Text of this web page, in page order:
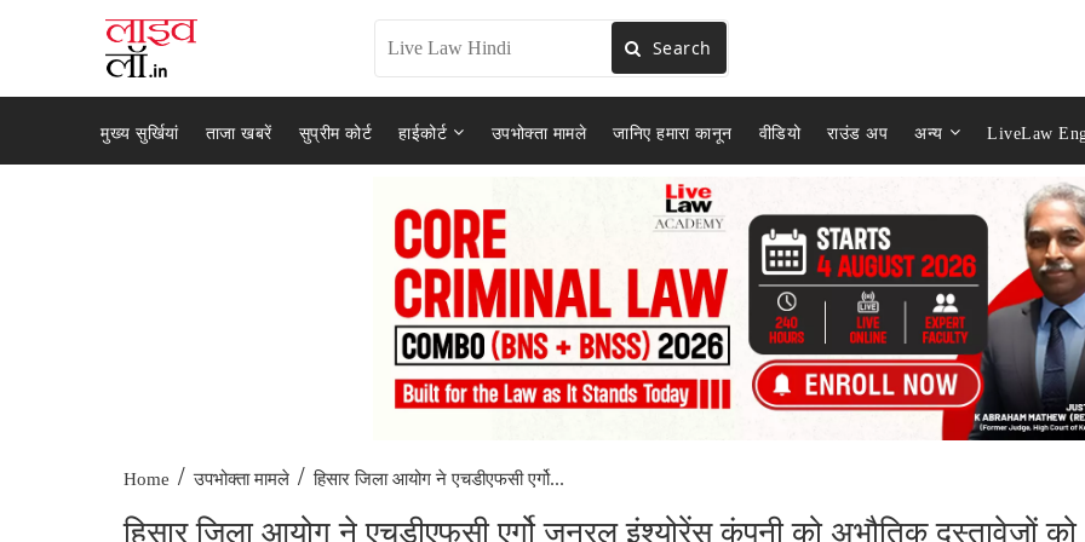
Search
मुख्य सुर्खियां ताजा खबरें सुप्रीम कोर्ट हाईकोर्ट उपभोक्ता मामले जानिए हमारा कानून वीडियो राउंड अप अन्य LiveLaw
Home / उपभोक्ता मामले / हिसार जिला आयोग ने एचडीएफसी एर्गो...
हिसार जिला आयोग ने एचडीएफसी एर्गो जनरल इंश्योरेंस कंपनी को अभौतिक दस्तावेजों को